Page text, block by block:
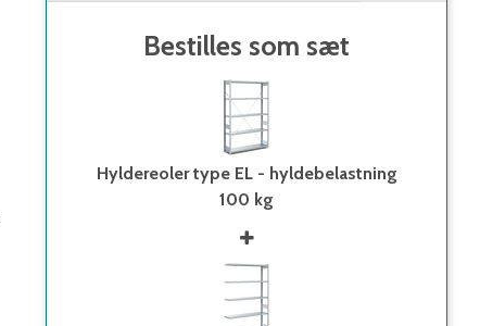
Bestilles som sæt
Hyldereoler type EL - hyldebelastning
100 kg